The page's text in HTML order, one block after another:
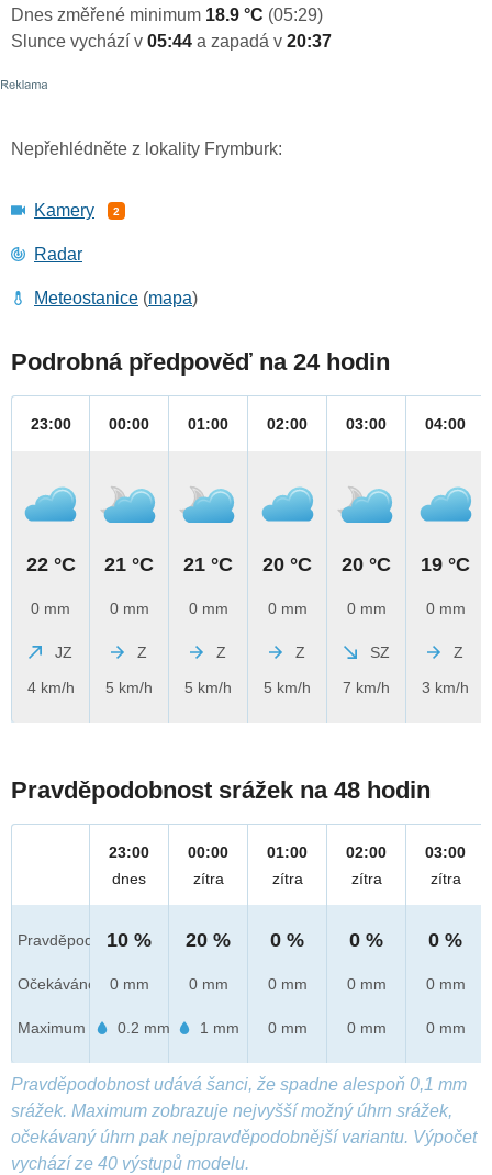
Dnes změřené minimum 18.9 °C (05:29)
Slunce vychází v 05:44 a zapadá v 20:37
Nepřehlédněte z lokality Frymburk:
Kamery 2
Radar
Meteostanice (mapa)
Podrobná předpověď na 24 hodin
23:00
22 °C
0 mm
JZ
4 km/h
00:00
21 °C
0 mm
Z
5 km/h
01:00
21 °C
0 mm
Z
5 km/h
02:00
20 °C
0 mm
Z
5 km/h
03:00
20 °C
0 mm
SZ
7 km/h
04:00
19 °C
0 mm
Z
3 km/h
Pravděpodobnost srážek na 48 hodin
Pravděpod.
Očekáváno
Maximum
23:00
dnes
10 %
0 mm
0.2 mm
00:00
zítra
20 %
0 mm
1 mm
01:00
zítra
0 %
0 mm
0 mm
02:00
zítra
0 %
0 mm
0 mm
03:00
zítra
0 %
0 mm
0 mm
Pravděpodobnost udává šanci, že spadne alespoň 0,1 mm
srážek. Maximum zobrazuje nejvyšší možný úhrn srážek,
očekávaný úhrn pak nejpravděpodobnější variantu. Výpočet
vychází ze 40 výstupů modelu.